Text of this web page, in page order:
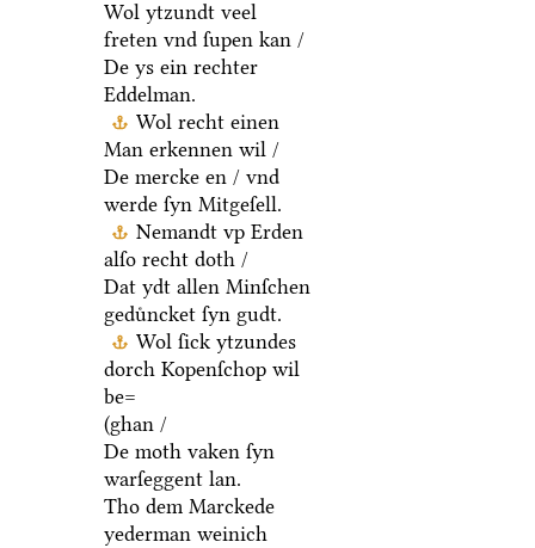
Wol ytzundt veel
freten vnd ſupen kan /
De ys ein rechter
Eddelman.
Wol recht einen
Man erkennen wil /
De mercke en / vnd
werde ſyn Mitgeſell.
Nemandt vp Erden
alſo recht doth /
Dat ydt allen Minſchen
geduͤncket ſyn gudt.
Wol ſick ytzundes
dorch Kopenſchop wil
be=
(ghan /
De moth vaken ſyn
warſeggent lan.
Tho dem Marckede
yederman weinich